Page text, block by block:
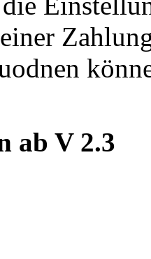
ab V 2.3